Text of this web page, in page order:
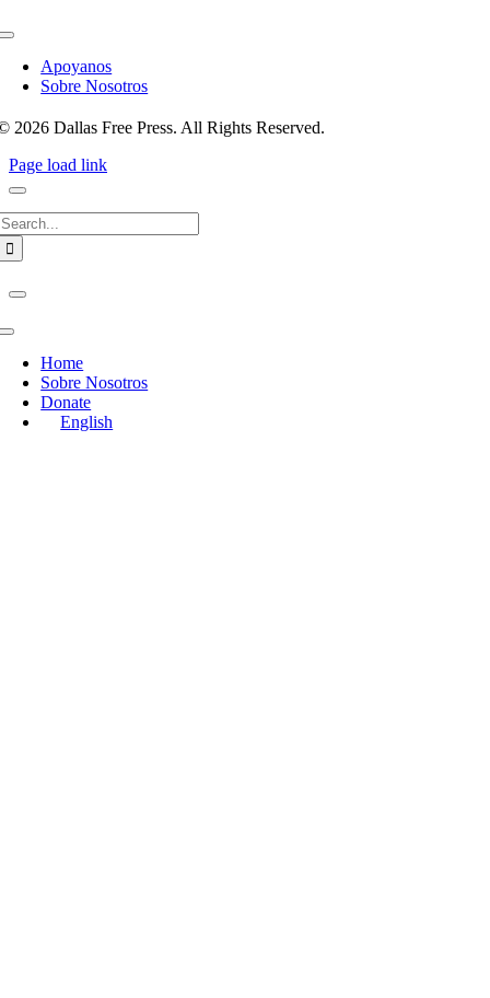
Toggle
NavigationApoyanos
Sobre Nosotros
2026 Dallas Free Press. All Rights Reserved.
Page load link
Toggle
NavigationHome
Sobre Nosotros
Donate
English